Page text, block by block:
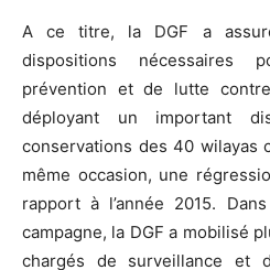
A ce titre, la DGF a
dispositions nécessaires
prévention et de lutte
déployant un important
conservations des 40 wilayas
même occasion, une
rapport à l’année 2015.
campagne, la DGF a mobilisé
chargés de surveillance et